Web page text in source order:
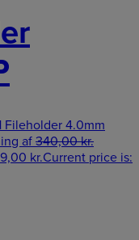
Fileholder 4.0mm
af 340,00kr.
kr.Current price is: